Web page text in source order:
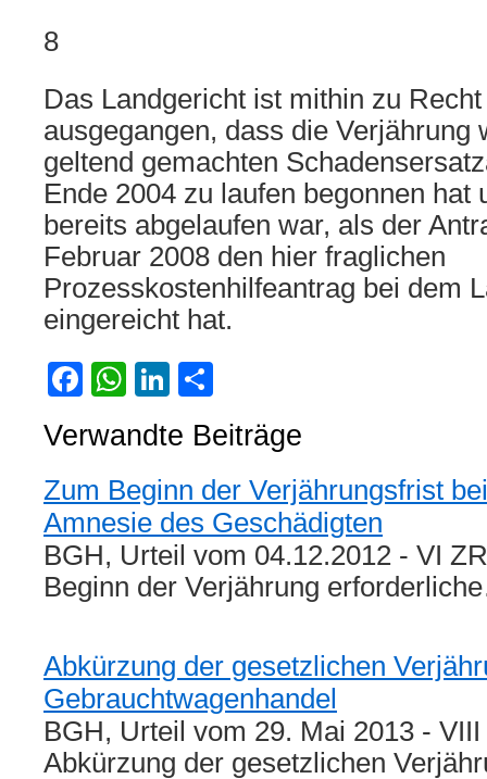
8
Das Landgericht ist mithin zu
ausgegangen, dass die Verjährung
geltend gemachten
Ende 2004 zu laufen begonnen hat
bereits abgelaufen war, als der
Februar 2008 den hier fraglichen
Prozesskostenhilfeantrag bei dem
eingereicht hat.
Facebook
WhatsApp
LinkedIn
Verwandte Beiträge
Zum Beginn der Verjährungsfrist
Amnesie des Geschädigten
BGH, Urteil vom 04.12.2012 - VI
Beginn der Verjährung
Abkürzung der gesetzlichen
Gebrauchtwagenhandel
BGH, Urteil vom 29. Mai 2013 -
Abkürzung der gesetzlichen